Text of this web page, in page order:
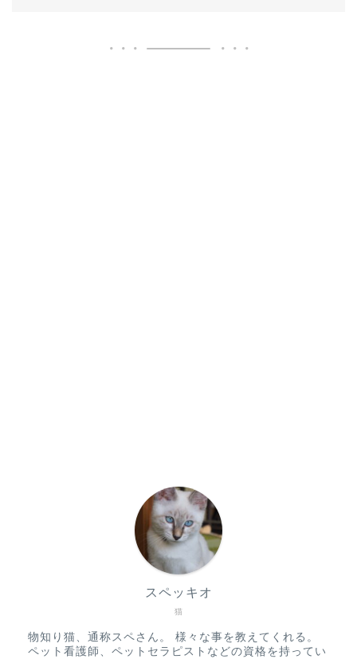
猫
スペッキオ
物知り猫、通称スペさん。 様々な事を教えてくれる。
ペット看護師、ペットセラピストなどの資格を持ってい